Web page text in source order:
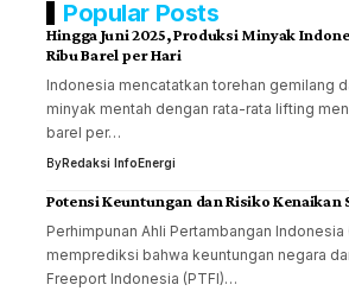
Popular Posts
Hingga Juni 2025, Produksi Minyak
Ribu Barel per Hari
Indonesia mencatatkan torehan gemilang
minyak mentah dengan rata-rata lifting
barel per…
ByRedaksi InfoEnergi
Potensi Keuntungan dan Risiko Kenaikan
Perhimpunan Ahli Pertambangan Indonesia
memprediksi bahwa keuntungan negara
Freeport Indonesia (PTFI)…